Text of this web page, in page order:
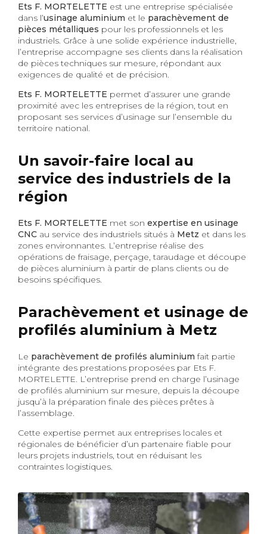
Ets F. MORTELETTE est une entreprise spécialisée
dans l’usinage aluminium et le parachèvement de
pièces métalliques pour les professionnels et les
industriels. Grâce à une solide expérience industrielle,
l’entreprise accompagne ses clients dans la réalisation
de pièces techniques sur mesure, répondant aux
exigences de qualité et de précision.
Ets F. MORTELETTE permet d’assurer une grande
proximité avec les entreprises de la région, tout en
proposant ses services d’usinage sur l’ensemble du
territoire national.
Un savoir-faire local au
service des industriels de la
région
Ets F. MORTELETTE met son expertise en usinage
CNC au service des industriels situés à Metz et dans les
zones environnantes. L’entreprise réalise des
opérations de fraisage, perçage, taraudage et découpe
de pièces aluminium à partir de plans clients ou de
besoins spécifiques.
Parachèvement et usinage de
profilés aluminium à Metz
Le parachèvement de profilés aluminium fait partie
intégrante des prestations proposées par Ets F.
MORTELETTE. L’entreprise prend en charge l’usinage
de profilés aluminium sur mesure, depuis la découpe
jusqu’à la préparation finale des pièces prêtes à
l’assemblage.
Cette expertise permet aux entreprises locales et
régionales de bénéficier d’un partenaire fiable pour
leurs projets industriels, tout en réduisant les
contraintes logistiques.